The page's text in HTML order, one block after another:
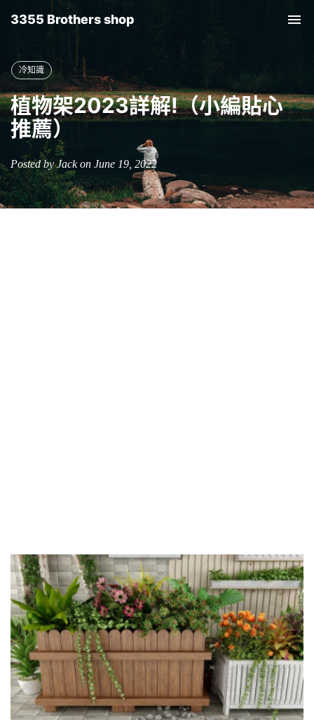
3355 Brothers shop
冷知識
植物架2023詳解!（小編貼心
推薦）
Posted by Jack on June 19, 2022